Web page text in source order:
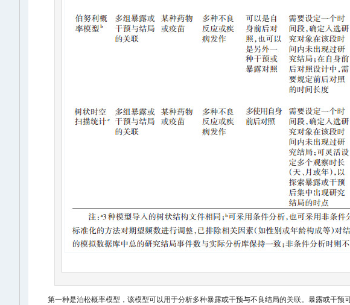
第一种是泊松概率模型，该模型可以用于分析多种暴露或干预与不良结局的关联。暴露或干预